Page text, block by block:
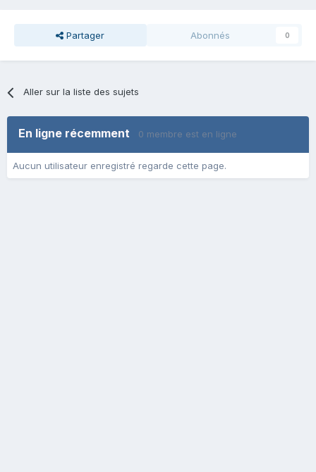
Partager Abonnés 0
Aller sur la liste des sujets
En ligne récemment 0 membre est en ligne
Aucun utilisateur enregistré regarde cette page.